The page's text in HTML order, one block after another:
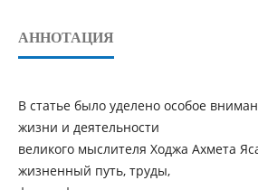
АННОТАЦИЯ
В статье было уделено особое
жизни и деятельности
великого мыслителя Ходжа Ахмета
жизненный путь, труды,